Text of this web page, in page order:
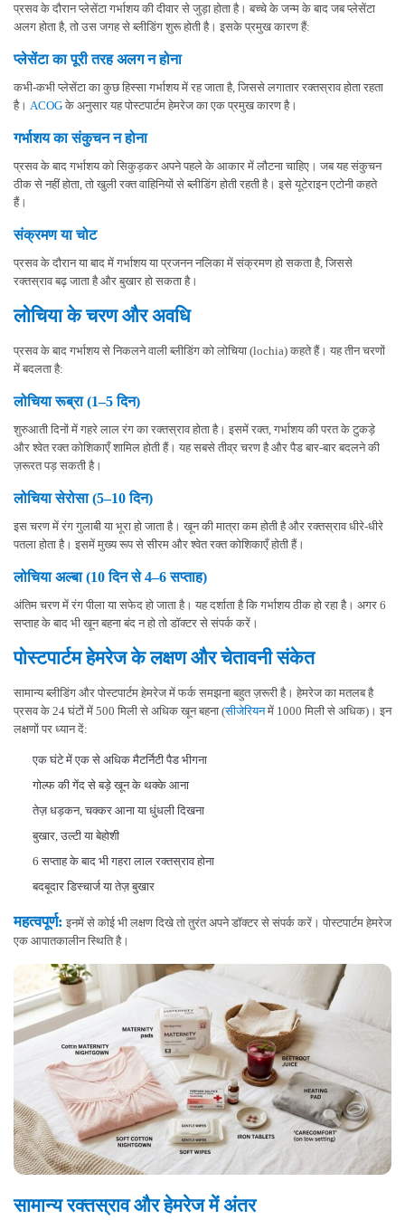
प्रसव के दौरान प्लेसेंटा गर्भाशय की दीवार से जुड़ा होता है। बच्चे के जन्म के बाद जब प्लेसेंटा
अलग होता है, तो उस जगह से ब्लीडिंग शुरू होती है। इसके प्रमुख कारण हैं:
प्लेसेंटा का पूरी तरह अलग न होना
कभी-कभी प्लेसेंटा का कुछ हिस्सा गर्भाशय में रह जाता है, जिससे लगातार रक्तस्राव होता रहता
है। ACOG के अनुसार यह पोस्टपार्टम हेमरेज का एक प्रमुख कारण है।
गर्भाशय का संकुचन न होना
प्रसव के बाद गर्भाशय को सिकुड़कर अपने पहले के आकार में लौटना चाहिए। जब यह संकुचन
ठीक से नहीं होता, तो खुली रक्त वाहिनियों से ब्लीडिंग होती रहती है। इसे यूटेराइन एटोनी कहते
हैं।
संक्रमण या चोट
प्रसव के दौरान या बाद में गर्भाशय या प्रजनन नलिका में संक्रमण हो सकता है, जिससे
रक्तस्राव बढ़ जाता है और बुखार हो सकता है।
लोचिया के चरण और अवधि
प्रसव के बाद गर्भाशय से निकलने वाली ब्लीडिंग को लोचिया (lochia) कहते हैं। यह तीन चरणों
में बदलता है:
लोचिया रूब्रा (1–5 दिन)
शुरुआती दिनों में गहरे लाल रंग का रक्तस्राव होता है। इसमें रक्त, गर्भाशय की परत के टुकड़े
और श्वेत रक्त कोशिकाएँ शामिल होती हैं। यह सबसे तीव्र चरण है और पैड बार-बार बदलने की
ज़रूरत पड़ सकती है।
लोचिया सेरोसा (5–10 दिन)
इस चरण में रंग गुलाबी या भूरा हो जाता है। खून की मात्रा कम होती है और रक्तस्राव धीरे-धीरे
पतला होता है। इसमें मुख्य रूप से सीरम और श्वेत रक्त कोशिकाएँ होती हैं।
लोचिया अल्बा (10 दिन से 4–6 सप्ताह)
अंतिम चरण में रंग पीला या सफेद हो जाता है। यह दर्शाता है कि गर्भाशय ठीक हो रहा है। अगर 6
सप्ताह के बाद भी खून बहना बंद न हो तो डॉक्टर से संपर्क करें।
पोस्टपार्टम हेमरेज के लक्षण और चेतावनी संकेत
सामान्य ब्लीडिंग और पोस्टपार्टम हेमरेज में फर्क समझना बहुत ज़रूरी है। हेमरेज का मतलब है
प्रसव के 24 घंटों में 500 मिली से अधिक खून बहना (सीजेरियनमें 1000 मिली से अधिक)। इन
लक्षणों पर ध्यान दें:
एक घंटे में एक से अधिक मैटर्निटी पैड भीगना
गोल्फ की गेंद से बड़े खून के थक्के आना
तेज़ धड़कन, चक्कर आना या धुंधली दिखना
बुखार, उल्टी या बेहोशी
6 सप्ताह के बाद भी गहरा लाल रक्तस्राव होना
बदबूदार डिस्चार्ज या तेज़ बुखार
महत्वपूर्ण: इनमें से कोई भी लक्षण दिखे तो तुरंत अपने डॉक्टर से संपर्क करें। पोस्टपार्टम हेमरेज
एक आपातकालीन स्थिति है।
सामान्य रक्तस्राव और हेमरेज में अंतर